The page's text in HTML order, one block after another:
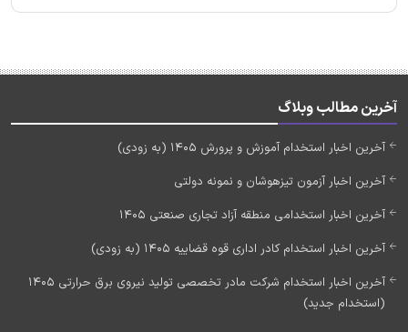
آخرین مطالب وبلاگ
آخرین اخبار استخدام آموزش و پرورش 1405 (به زودی)
آخرین اخبار آزمون تیزهوشان و نمونه دولتی
آخرین اخبار استخدامی منطقه آزاد تجاری صنعتی 1405
آخرین اخبار استخدام کادر اداری قوه قضاییه 1405 (به زودی)
آخرین اخبار استخدام شرکت مادر تخصصی تولید نیروی برق حرارتی 1405
(استخدام جدید)